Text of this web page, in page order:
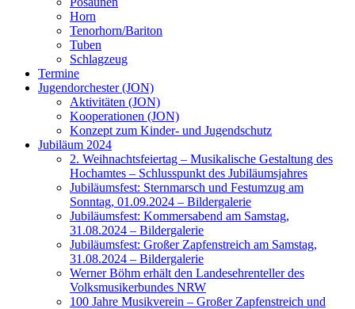
Horn
Tenorhorn/Bariton
Tuben
Schlagzeug
Termine
Jugendorchester (JON)
Aktivitäten (JON)
Kooperationen (JON)
Konzept zum Kinder- und Jugendschutz
Jubiläum 2024
2. Weihnachtsfeiertag – Musikalische Gestaltung des
Hochamtes – Schlusspunkt des Jubiläumsjahres
Jubiläumsfest: Sternmarsch und Festumzug am
Sonntag, 01.09.2024 – Bildergalerie
Jubiläumsfest: Kommersabend am Samstag,
31.08.2024 – Bildergalerie
Jubiläumsfest: Großer Zapfenstreich am Samstag,
31.08.2024 – Bildergalerie
Werner Böhm erhält den Landesehrenteller des
Volksmusikerbundes NRW
100 Jahre Musikverein – Großer Zapfenstreich und